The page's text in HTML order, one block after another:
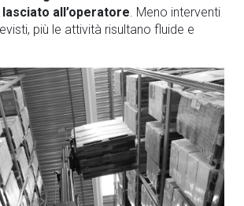
all’operatore. Meno interventi
più le attività risultano fluide e